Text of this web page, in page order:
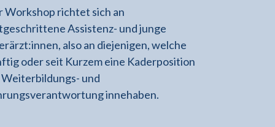
Workshop richtet sich an
Assistenz- und junge
also an diejenigen, welche
oder seit Kurzem eine Kaderposition
und
innehaben.